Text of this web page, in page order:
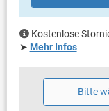
Handtücher
Waschmaschine
Internet per
Kostenlose
➤ Mehr Infos
Bitte